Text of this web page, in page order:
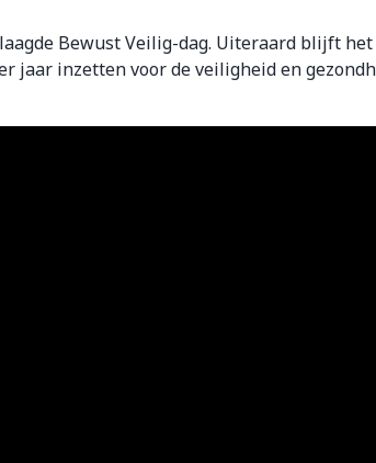
Bewust Veilig-dag. Uiteraard blijft
jaar inzetten voor de veiligheid en